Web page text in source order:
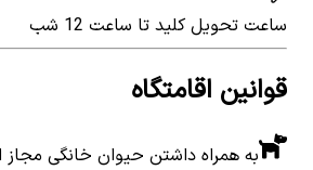
ساعت تحویل کلید تا ساعت 12 شب
قوانین اقامتگاه
به همراه داشتن حیوان خانگی